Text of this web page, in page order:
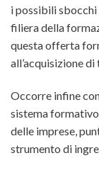
i possibili
filiera della
questa offerta
all’acquisizione
Occorre infine
sistema
delle imprese,
strumento di